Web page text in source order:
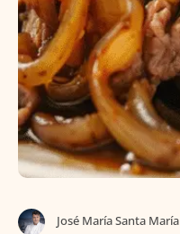
José María Santa María